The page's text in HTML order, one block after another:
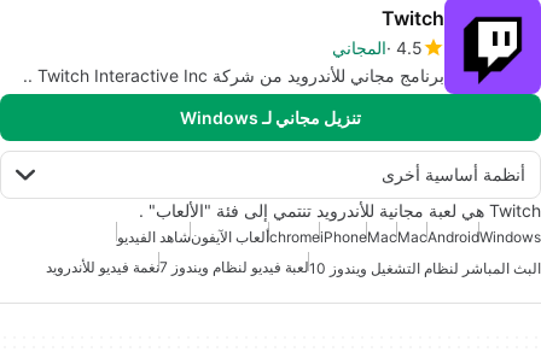
Twitch
4.5 المجاني
برنامج مجاني للأندرويد من شركة Twitch Interactive Inc ..
تنزيل مجاني لـ Windows
أنظمة أساسية أخرى
Twitch هي لعبة مجانية للأندرويد تنتمي إلى فئة "الألعاب" .
Windows
Android
Mac
Mac
iPhone
chromeألعاب الآيفونشاهد الفيديو
البث المباشر لنظام التشغيل ويندوز 10
لعبة فيديو لنظام ويندوز 7 نغمة فيديو للأندرويد